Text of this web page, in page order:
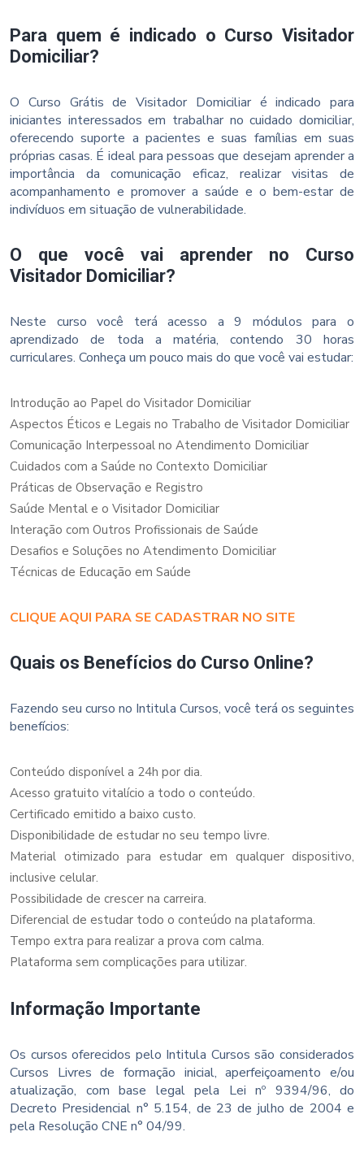
Para quem é indicado o Curso Visitador
Domiciliar?
O Curso Grátis de Visitador Domiciliar é indicado para
iniciantes interessados em trabalhar no cuidado domiciliar,
oferecendo suporte a pacientes e suas famílias em suas
próprias casas. É ideal para pessoas que desejam aprender a
importância da comunicação eficaz, realizar visitas de
acompanhamento e promover a saúde e o bem-estar de
indivíduos em situação de vulnerabilidade.
O que você vai aprender no Curso
Visitador Domiciliar?
Neste curso você terá acesso a 9 módulos para o
aprendizado de toda a matéria, contendo 30 horas
curriculares. Conheça um pouco mais do que você vai estudar:
Introdução ao Papel do Visitador Domiciliar
Aspectos Éticos e Legais no Trabalho de Visitador Domiciliar
Comunicação Interpessoal no Atendimento Domiciliar
Cuidados com a Saúde no Contexto Domiciliar
Práticas de Observação e Registro
Saúde Mental e o Visitador Domiciliar
Interação com Outros Profissionais de Saúde
Desafios e Soluções no Atendimento Domiciliar
Técnicas de Educação em Saúde
CLIQUE AQUI PARA SE CADASTRAR NO SITE
Quais os Benefícios do Curso Online?
Fazendo seu curso no Intitula Cursos, você terá os seguintes
benefícios:
Conteúdo disponível a 24h por dia.
Acesso gratuito vitalício a todo o conteúdo.
Certificado emitido a baixo custo.
Disponibilidade de estudar no seu tempo livre.
Material otimizado para estudar em qualquer dispositivo,
inclusive celular.
Possibilidade de crescer na carreira.
Diferencial de estudar todo o conteúdo na plataforma.
Tempo extra para realizar a prova com calma.
Plataforma sem complicações para utilizar.
Informação Importante
Os cursos oferecidos pelo Intitula Cursos são considerados
Cursos Livres de formação inicial, aperfeiçoamento e/ou
atualização, com base legal pela Lei nº 9394/96, do
Decreto Presidencial n° 5.154, de 23 de julho de 2004 e
pela Resolução CNE n° 04/99.